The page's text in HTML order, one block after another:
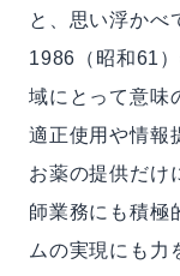
と、思い浮かべ
1986（昭和61
域にとって意味
適正使用や情報
お薬の提供だけ
師業務にも積極
ムの実現にも力